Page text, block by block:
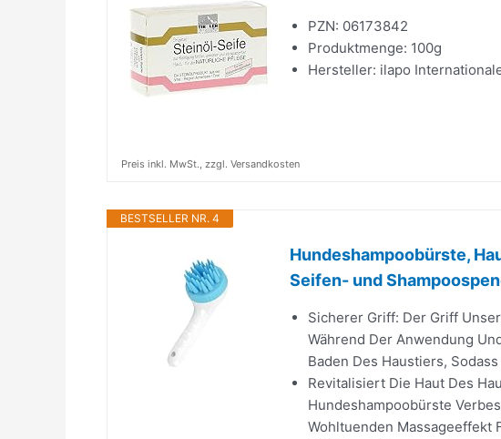
PZN: 06173842
Produktmenge: 100g
Hersteller: ilapo
Preis inkl. MwSt., zzgl. Versandkosten
BESTSELLER NR. 4
Hundeshampoobürste,
Seifen- und
Sicherer Griff: Der Griff
Während Der Anwendung
Baden Des Haustiers,
Revitalisiert Die Haut Des
Hundeshampoobürste
Wohltuenden Massageeffekt